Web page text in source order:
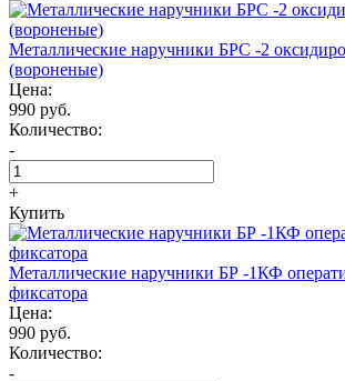
Металлические наручники БРС -2
(вороненые)
Цена:
990 руб.
Количество:
-
+
Купить
Металлические наручники БР -1КФ
фиксатора
Цена:
990 руб.
Количество:
-